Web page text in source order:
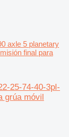
axle 5 planetary
final para
25-74-40-3pl-
grúa móvil